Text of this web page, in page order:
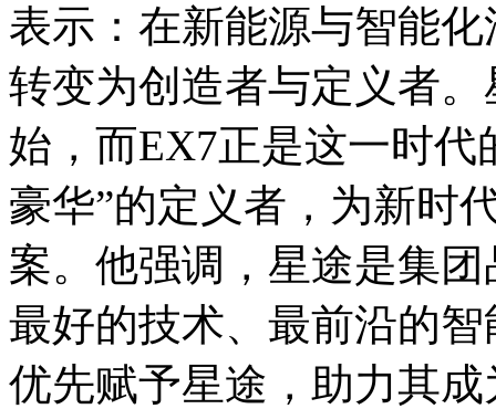
表示：在新能源与智能
转变为创造者与定义者
始，而EX7正是这一时
豪华”的定义者，为新时
案。他强调，星途是集
最好的技术、最前沿的
优先赋予星途，助力其